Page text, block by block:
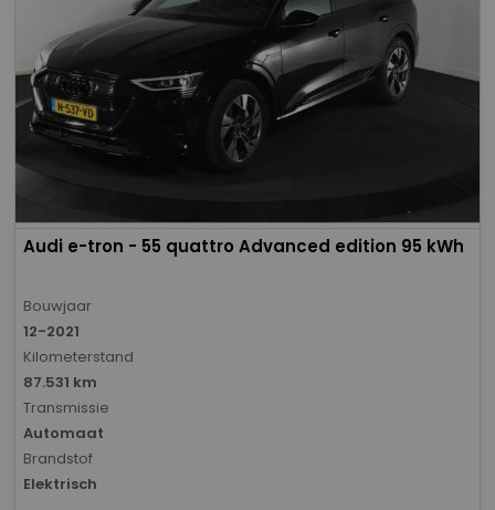
Audi e-tron - 55 quattro Advanced edition 95 kWh
Bouwjaar
12-2021
Kilometerstand
87.531 km
Transmissie
Automaat
Brandstof
Elektrisch